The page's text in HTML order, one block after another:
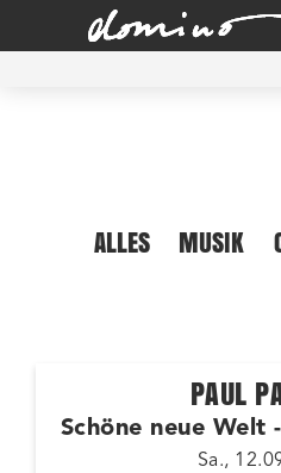
ALLES MUSIK
PAUL
Schöne neue Welt
Sa.,